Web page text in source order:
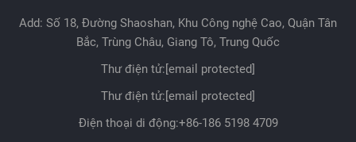
Add: Số 18, Đường Shaoshan, Khu Công nghệ Cao, Quận Tân
Bắc, Trùng Châu, Giang Tô, Trung Quốc
Thư điện tử: [email protected]
Thư điện tử: [email protected]
Điện thoại di động:+86-186 5198 4709